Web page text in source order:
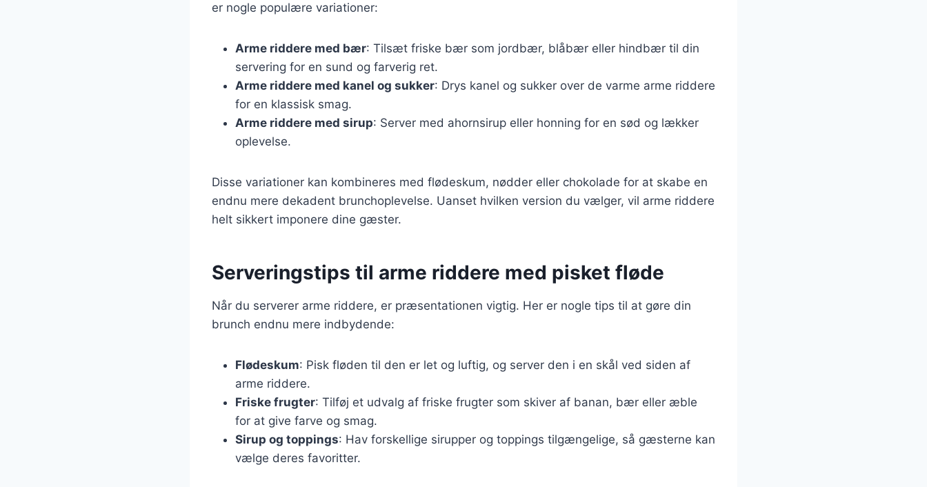
er nogle populære variationer:
Arme riddere med bær: Tilsæt friske bær som jordbær, blåbær eller hindbær til din
servering for en sund og farverig ret.
Arme riddere med kanel og sukker: Drys kanel og sukker over de varme arme riddere
for en klassisk smag.
Arme riddere med sirup: Server med ahornsirup eller honning for en sød og lækker
oplevelse.
Disse variationer kan kombineres med flødeskum, nødder eller chokolade for at skabe en
endnu mere dekadent brunchoplevelse. Uanset hvilken version du vælger, vil arme riddere
helt sikkert imponere dine gæster.
Serveringstips til arme riddere med pisket fløde
Når du serverer arme riddere, er præsentationen vigtig. Her er nogle tips til at gøre din
brunch endnu mere indbydende:
Flødeskum: Pisk fløden til den er let og luftig, og server den i en skål ved siden af
arme riddere.
Friske frugter: Tilføj et udvalg af friske frugter som skiver af banan, bær eller æble
for at give farve og smag.
Sirup og toppings: Hav forskellige sirupper og toppings tilgængelige, så gæsterne kan
vælge deres favoritter.